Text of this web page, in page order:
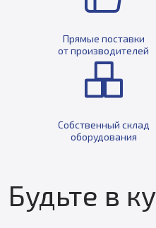
Прямые поставки
от производителей
Собственный склад
оборудования
Будьте в